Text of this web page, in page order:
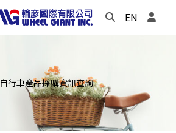
EN
自行車產品採購資訊查詢